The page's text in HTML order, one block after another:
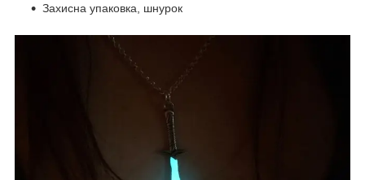
Захисна упаковка, шнурок